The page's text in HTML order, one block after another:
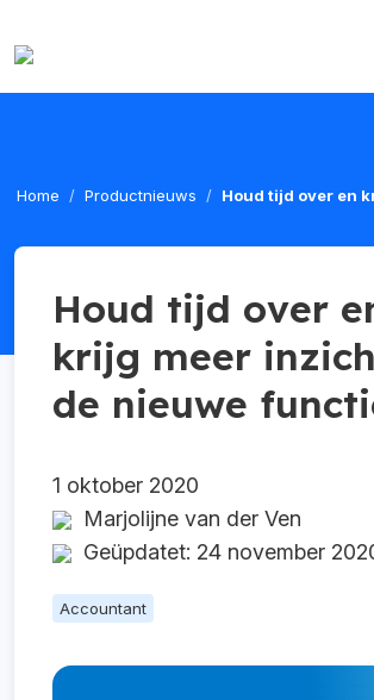
Home Productnieuws Houd tijd over en
Houd tijd over
krijg meer
de nieuwe
1 oktober 2020
Marjolijne van der Ven
Geüpdatet: 24 november
Accountant